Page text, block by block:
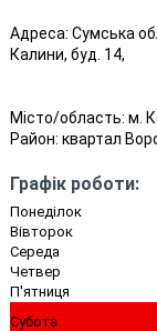
Адреса: Сумська
Калини, буд. 14,
Місто/область: м.
Район: квартал
Графік роботи:
Понеділок
Вівторок
Середа
Четвер
П'ятниця
Субота